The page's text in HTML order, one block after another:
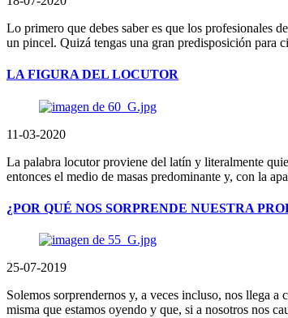
Lo primero que debes saber es que los profesionales
un pincel. Quizá tengas una gran predisposición para
LA FIGURA DEL LOCUTOR
11-03-2020
La palabra locutor proviene del latín y literalmente
entonces el medio de masas predominante y, con la
¿POR QUÉ NOS SORPRENDE NUESTRA
25-07-2019
Solemos sorprendernos y, a veces incluso, nos llega
misma que estamos oyendo y que, si a nosotros nos